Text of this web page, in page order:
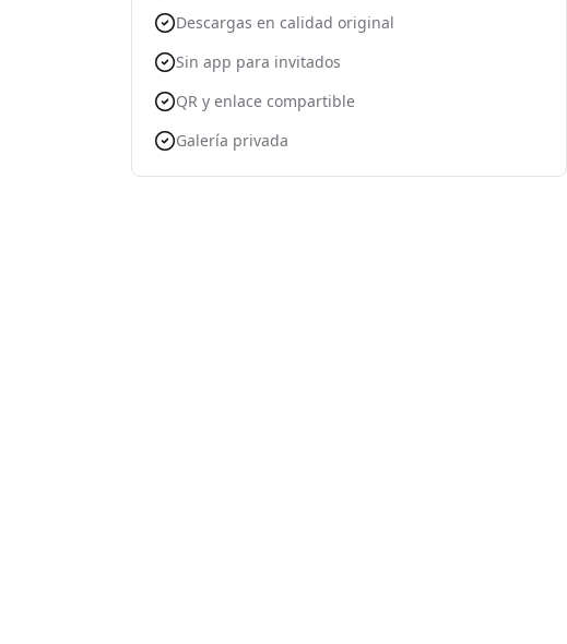
Descargas en calidad original
Sin app para invitados
QR y enlace compartible
Galería privada